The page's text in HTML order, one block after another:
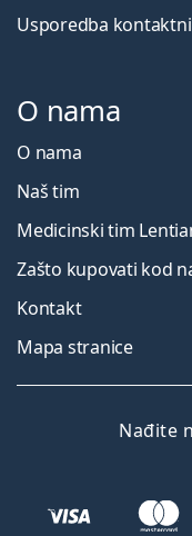
Usporedba
O nama
O nama
Naš tim
Medicinski tim
Zašto kupovati kod
Kontakt
Mapa stranice
Nađite